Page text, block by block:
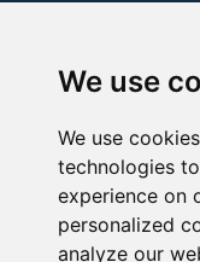
We use
We use
technologies
experience on
personalized
analyze our